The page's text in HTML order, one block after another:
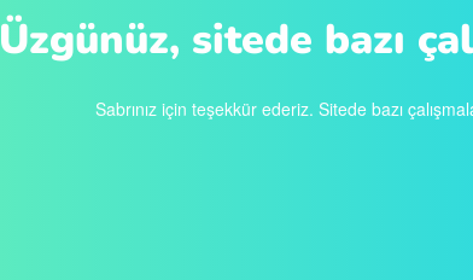
Üzgünüz, sitede bazı
Sabrınız için teşekkür ederiz. Sitede bazı